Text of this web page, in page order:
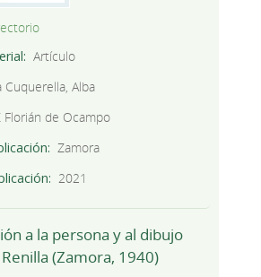
Artículo
Cuquerella, Alba
Florián de Ocampo
Zamora
2021
a la persona y al dibujo
(Zamora, 1940)